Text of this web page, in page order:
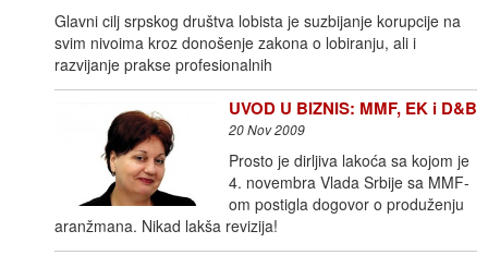
Glavni cilj srpskog društva lobista je suzbijanje korupcije na
svim nivoima kroz donošenje zakona o lobiranju, ali i
razvijanje prakse profesionalnih
UVOD U BIZNIS: MMF, EK i D&B
20 Nov 2009
Prosto je dirljiva lakoća sa kojom je
4. novembra Vlada Srbije sa MMF-
om postigla dogovor o produženju
aranžmana. Nikad lakša revizija!